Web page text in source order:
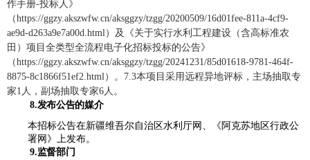
作手册-投标人》
（https://ggzy.akszwfw.cn/aksggzy/tzgg/20200509/16d01fee-811a-4cf9-
ae9d-d263a9e7a00d.html）及《关于实行水利工程建设（含高标准农
田）项目全类型全流程电子化招标投标的公告》
（https://ggzy.akszwfw.cn/aksggzy/tzgg/20241231/85d01618-9781-464f-
8875-8c1866f51ef2.html）。 7.3本项目采用远程异地评标，主场抽取专
家1人，副场抽取专家6人。
8.发布公告的媒介
本招标公告在新疆维吾尔自治区水利厅网、《阿克苏地区行政公
署网》上发布。
9.监督部门